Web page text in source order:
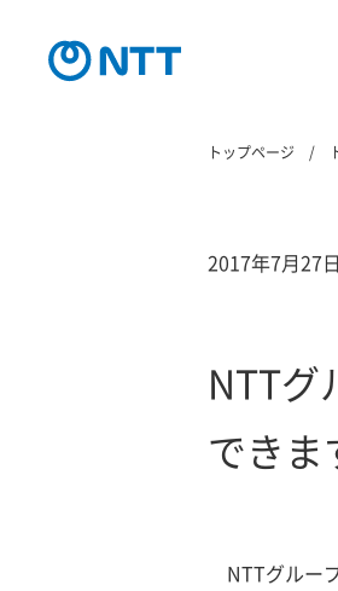
トップページ
2017年7月27日
NTTグ
できま
NTTグルー